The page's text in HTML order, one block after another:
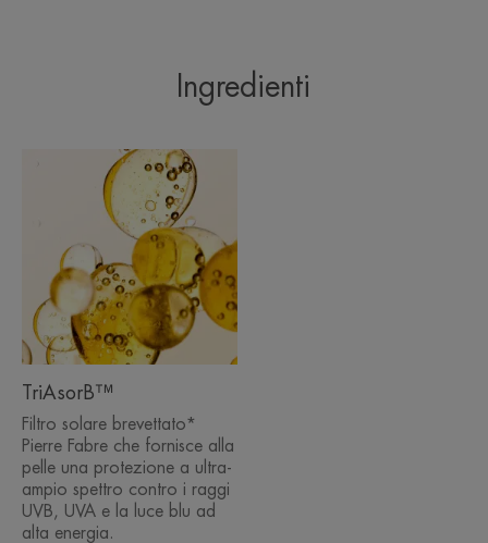
Ingredienti
TriAsorB™
Filtro solare brevettato*
Pierre Fabre che fornisce alla
pelle una protezione a ultra-
ampio spettro contro i raggi
UVB, UVA e la luce blu ad
alta energia.